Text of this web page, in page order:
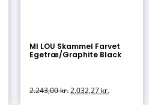
MI LOU Skammel Farvet
Egetræ/Graphite Black
2.243,00kr.2.032,27 kr.